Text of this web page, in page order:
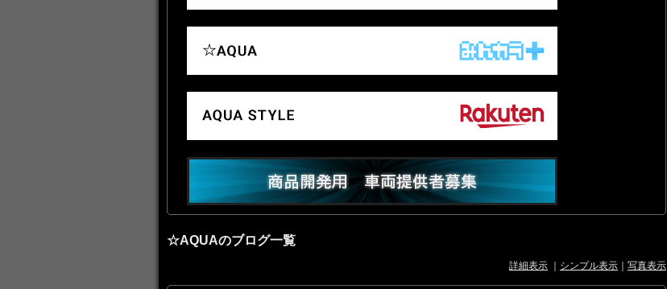
☆AQUAのブログ一覧
詳細表示 シンプル表示 写真表示